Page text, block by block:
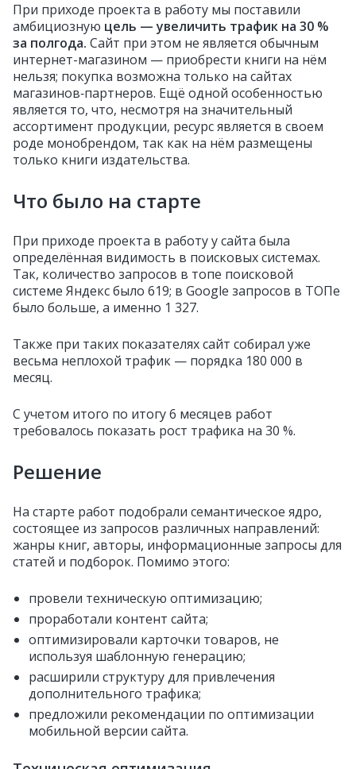
При приходе проекта в работу мы поставили
амбициозную цель — увеличить трафик на 30 %
за полгода. Сайт при этом не является обычным
интернет-магазином — приобрести книги на нём
нельзя; покупка возможна только на сайтах
магазинов‑партнеров. Ещё одной особенностью
является то, что, несмотря на значительный
ассортимент продукции, ресурс является в своем
роде монобрендом, так как на нём размещены
только книги издательства.
Что было на старте
При приходе проекта в работу у сайта была
определённая видимость в поисковых системах.
Так, количество запросов в топе поисковой
системе Яндекс было 619; в Google запросов в ТОПе
было больше, а именно 1 327.
Также при таких показателях сайт собирал уже
весьма неплохой трафик — порядка 180 000 в
месяц.
С учетом итого по итогу 6 месяцев работ
требовалось показать рост трафика на 30 %.
Решение
На старте работ подобрали семантическое ядро,
состоящее из запросов различных направлений:
жанры книг, авторы, информационные запросы для
статей и подборок. Помимо этого:
провели техническую оптимизацию;
проработали контент сайта;
оптимизировали карточки товаров, не
используя шаблонную генерацию;
расширили структуру для привлечения
дополнительного трафика;
предложили рекомендации по оптимизации
мобильной версии сайта.